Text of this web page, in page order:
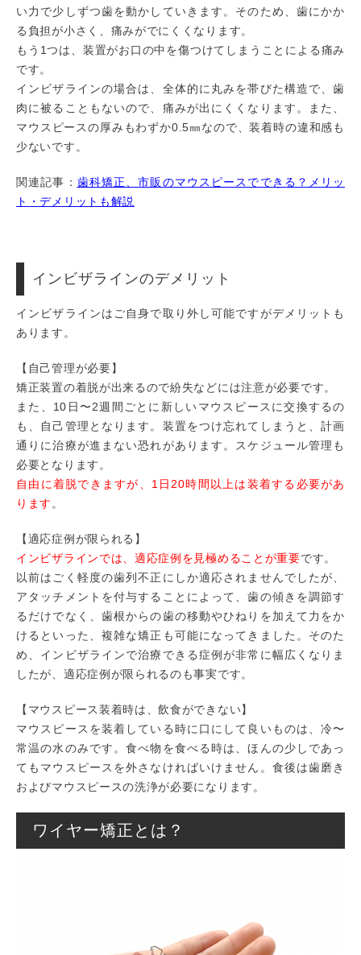
い力で少しずつ歯を動かしていきます。そのため、歯にかか
る負担が小さく、痛みがでにくくなります。
もう1つは、装置がお口の中を傷つけてしまうことによる痛み
です。
インビザラインの場合は、全体的に丸みを帯びた構造で、歯
肉に被ることもないので、痛みが出にくくなります。また、
マウスピースの厚みもわずか0.5㎜なので、装着時の違和感も
少ないです。
関連記事： 歯科矯正、市販のマウスピースでできる？メリッ
ト・デメリットも解説
インビザラインのデメリット
インビザラインはご自身で取り外し可能ですがデメリットも
あります。
【自己管理が必要】
矯正装置の着脱が出来るので紛失などには注意が必要です。
また、10日〜2週間ごとに新しいマウスピースに交換するの
も、自己管理となります。装置をつけ忘れてしまうと、計画
通りに治療が進まない恐れがあります。スケジュール管理も
必要となります。
自由に着脱できますが、1日20時間以上は装着する必要があ
ります 。
【適応症例が限られる】
インビザラインでは、適応症例を見極めることが重要です。
以前はごく軽度の歯列不正にしか適応されませんでしたが、
アタッチメントを付与することによって、歯の傾きを調節す
るだけでなく、歯根からの歯の移動やひねりを加えて力をか
けるといった、複雑な矯正も可能になってきました。そのた
め、インビザラインで治療できる症例が非常に幅広くなりま
したが、適応症例が限られるのも事実です。
【マウスピース装着時は、飲食ができない】
マウスピースを装着している時に口にして良いものは、冷〜
常温の水のみです。食べ物を食べる時は、ほんの少しであっ
てもマウスピースを外さなければいけません。食後は歯磨き
およびマウスピースの洗浄が必要になります。
ワイヤー矯正とは？